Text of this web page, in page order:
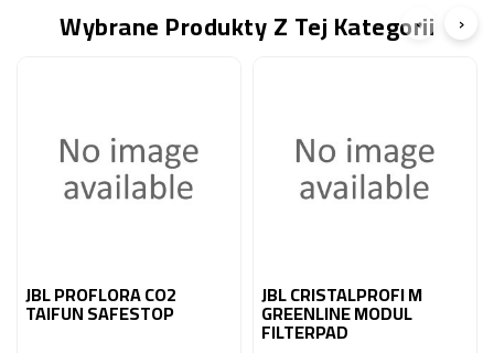
Wybrane Produkty Z Tej Kategorii
JBL PROFLORA CO2
TAIFUN SAFESTOP
JBL CRISTALPROFI M
GREENLINE MODUL
FILTERPAD
‹ ›